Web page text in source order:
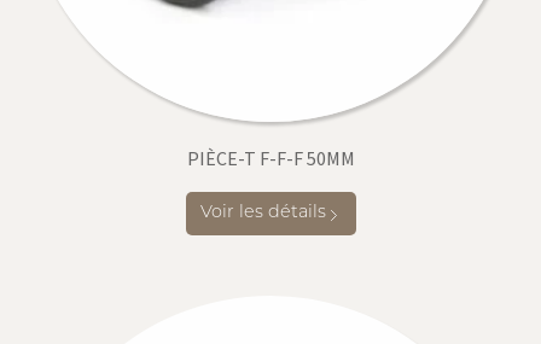
PIÈCE-T F-F-F 50MM
Voir les détails